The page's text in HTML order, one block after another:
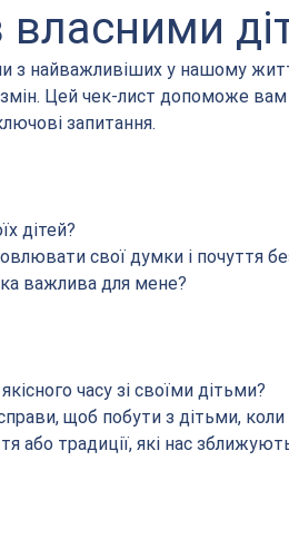
власними
з найважливіших у нашому
змін. Цей чек-лист допоможе
запитання.
дітей?
свої думки і почуття
важлива для мене?
часу зі своїми дітьми?
щоб побути з дітьми,
або традиції, які нас